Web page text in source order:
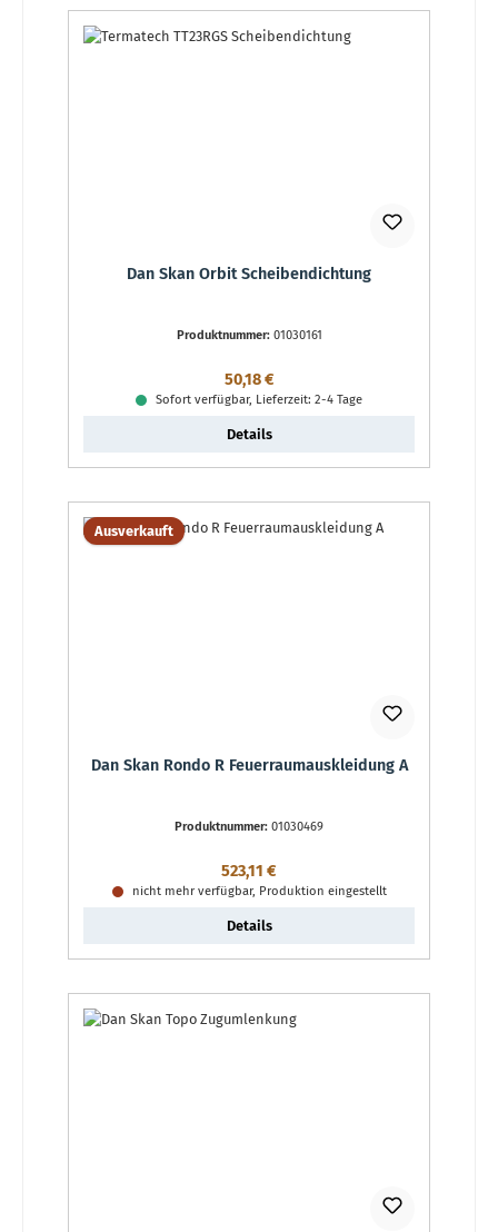
Dan Skan Orbit Scheibendichtung
Produktnummer: 01030161
Regulärer Preis:
50,18 €
Sofort verfügbar, Lieferzeit: 2-4 Tage
Details
Ausverkauft
Dan Skan Rondo R Feuerraumauskleidung A
Produktnummer: 01030469
Regulärer Preis:
523,11 €
nicht mehr verfügbar, Produktion eingestellt
Details